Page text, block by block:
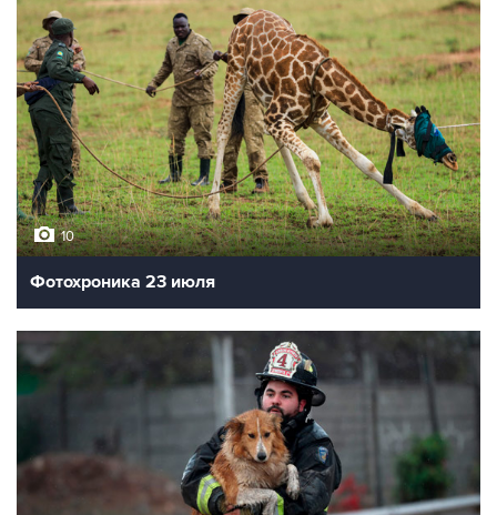
10
Фотохроника 23 июля